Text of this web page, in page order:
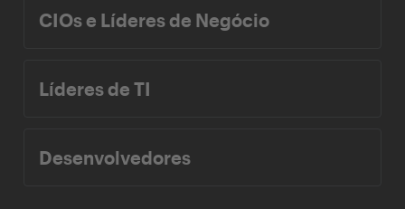
CIOs e Líderes de Negócio
Líderes de TI
Desenvolvedores